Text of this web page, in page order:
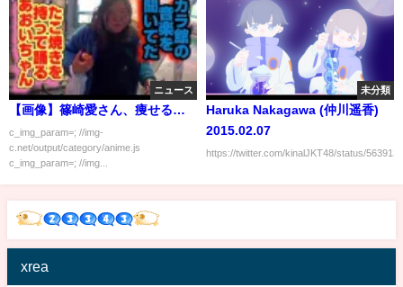
ニュース
【画像】篠崎愛さん、痩せる…
c_img_param=; //img-
c.net/output/category/anime.js
c_img_param=; //img...
未分類
Haruka Nakagawa (仲川遥香)
2015.02.07
https://twitter.com/kinalJKT48/status/
xrea